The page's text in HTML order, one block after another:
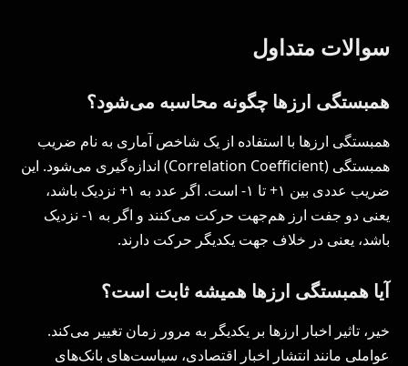
سوالات متداول
همبستگی ارزها چگونه محاسبه می‌شود؟
همبستگی ارزها با استفاده از یک شاخص آماری به نام ضریب
همبستگی (Correlation Coefficient) اندازه‌گیری می‌شود. این
ضریب عددی بین ۱+ تا ۱- است. اگر عدد به ۱+ نزدیک باشد،
یعنی دو جفت ارز هم‌جهت حرکت می‌کنند و اگر به ۱- نزدیک
باشد، یعنی در خلاف جهت یکدیگر حرکت دارند.
آیا همبستگی ارزها همیشه ثابت است؟
خیر، تاثیر اخبار ارزها بر یکدیگر به مرور زمان تغییر می‌کند.
عواملی مانند انتشار اخبار اقتصادی، سیاست‌های بانک‌های